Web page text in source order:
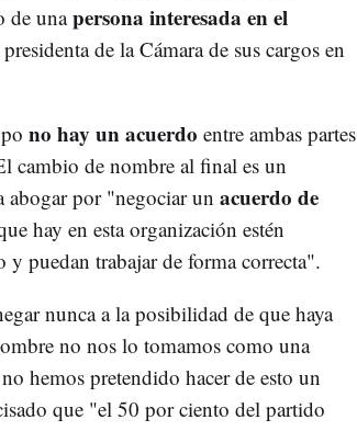
de unapersona interesada en el
de la Cámara de sus cargos en
no hay un acuerdo entre ambas partes
cambio de nombre al final es un
por "negociar un acuerdo de
hay en esta organización estén
y puedan trabajar de forma correcta".
nunca a la posibilidad de que haya
no nos lo tomamos como una
hemos pretendido hacer de esto un
que "el 50 por ciento del partido